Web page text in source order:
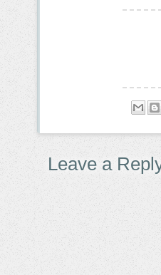
Leave a